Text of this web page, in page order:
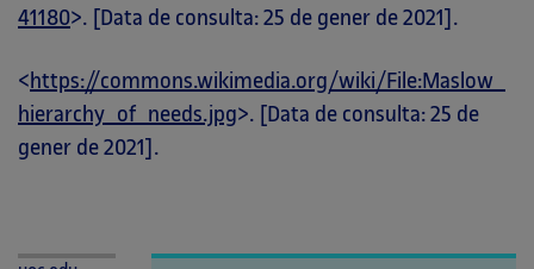
41180>. [Data de consulta: 25 de gener de 2021].
< https://commons.wikimedia.org/wiki/File:Maslow_
hierarchy_of_needs.jpg>. [Data de consulta: 25 de
gener de 2021].